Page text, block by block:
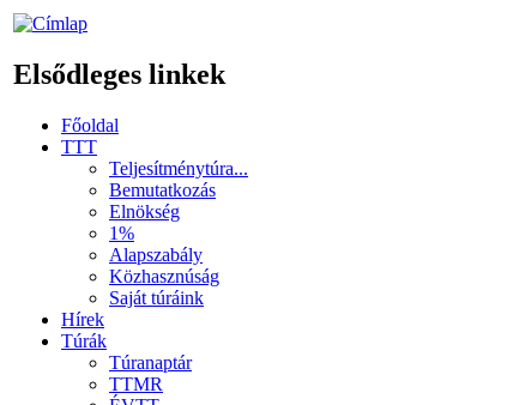
Elsődleges linkek
Főoldal
TTT
Teljesítménytúra...
Bemutatkozás
Elnökség
1%
Alapszabály
Közhasznúság
Saját túráink
Hírek
Túrák
Túranaptár
TTMR